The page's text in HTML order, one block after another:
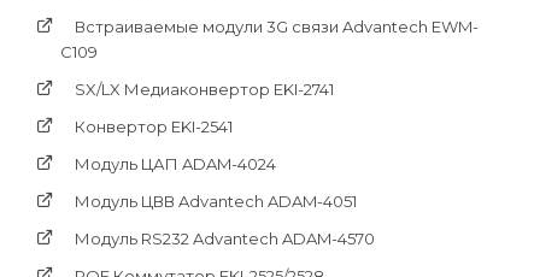
Встраиваемые модули 3G связи Advantech EWM-
C109
SX/LX Медиаконвертор EKI-2741
Конвертор EKI-2541
Модуль ЦАП ADAM-4024
Модуль ЦВВ Advantech ADAM-4051
Модуль RS232 Advantech ADAM-4570